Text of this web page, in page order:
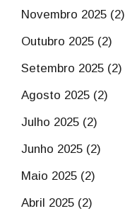
Novembro 2025 (2)
Outubro 2025 (2)
Setembro 2025 (2)
Agosto 2025 (2)
Julho 2025 (2)
Junho 2025 (2)
Maio 2025 (2)
Abril 2025 (2)